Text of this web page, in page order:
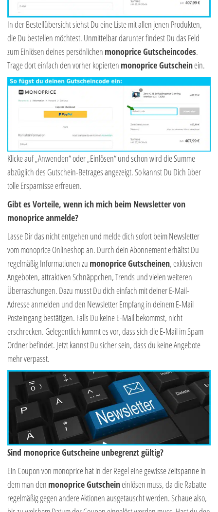
In der Bestellübersicht siehst Du eine Liste mit allen jenen Produkten,
die Du bestellen möchtest. Unmittelbar darunter findest Du das Feld
zum Einlösen deines persönlichen monoprice Gutscheincodes.
Trage dort einfach den vorher kopierten monoprice Gutscheinein.
Klicke auf „Anwenden“ oder „Einlösen“ und schon wird die Summe
abzüglich des Gutschein-Betrages angezeigt. So kannst Du Dich über
tolle Ersparnisse erfreuen.
Gibt es Vorteile, wenn ich mich beim Newsletter von
monoprice anmelde?
Lasse Dir das nicht entgehen und melde dich sofort beim Newsletter
vom monoprice Onlineshop an. Durch dein Abonnement erhältst Du
regelmäßig Informationen zu monoprice Gutscheinen, exklusiven
Angeboten, attraktiven Schnäppchen, Trends und vielen weiteren
Überraschungen. Dazu musst Du dich einfach mit deiner E-Mail-
Adresse anmelden und den Newsletter Empfang in deinem E-Mail
Posteingang bestätigen. Falls Du keine E-Mail bekommst, nicht
erschrecken. Gelegentlich kommt es vor, dass sich die E-Mail im Spam
Ordner befindet. Jetzt kannst Du sicher sein, dass du keine Angebote
mehr verpasst.
Sind monoprice Gutscheine unbegrenzt gültig?
Ein Coupon von monoprice hat in der Regel eine gewisse Zeitspanne in
dem man den monoprice Gutscheineinlösen muss, da die Rabatte
regelmäßig gegen andere Aktionen ausgetauscht werden. Schaue also,